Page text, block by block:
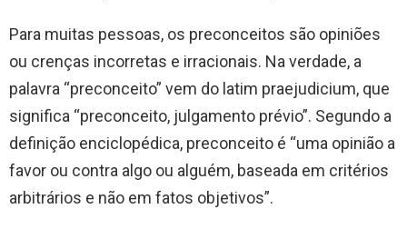
Para muitas pessoas, os preconceitos são opiniões
ou crenças incorretas e irracionais. Na verdade, a
palavra “preconceito” vem do latim praejudicium, que
significa “preconceito, julgamento prévio”. Segundo a
definição enciclopédica, preconceito é “uma opinião a
favor ou contra algo ou alguém, baseada em critérios
arbitrários e não em fatos objetivos”.